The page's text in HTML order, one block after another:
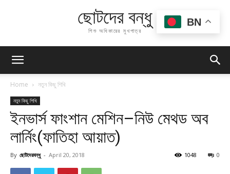
ছোটদের বন্ধু
শিশু অধিকারের মুখপাত্র
Home নতুন কিছু শিখি
নতুন কিছু শিখি
ইনভার্স ফাংশান মেশিন–নিউ মেথড অব
লার্নিং(ফাতিহা আয়াত)
By ছোটদেরবন্ধু - April 20, 2018 0
1048
BN